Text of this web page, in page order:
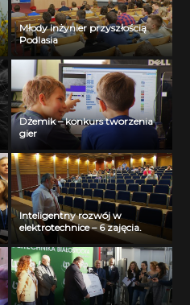
Młody inżynier przyszłością
Podlasia
Dżemik – konkurs tworzenia
gier
Inteligentny rozwój w
elektrotechnice – 6 zajęcia.